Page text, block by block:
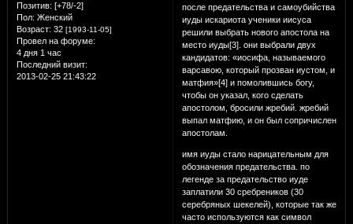
Позитив: [+78/-2]
Пол: Женский
Возраст: 32 [1993-11-05]
Провел на форуме:
4 дня 1 час
Последний визит:
2013-02-25 21:43:22
после предательства и самоубийства
иуды искариота ученики иисуса
решили выбрать нового апостола на
место иуды[3]. они выбрали двух
кандидатов: «иосифа, называемого
варсавою, который прозван иустом, и
матфия»[4] и помолившись богу,
чтобы он указал, кого сделать
апостолом, бросили жребий. жребий
выпал матфию, и он был сопричислен
апостолам.
имя иуды стало нарицательным для
обозначения предательства. по
легенде за предательство иуде
заплатили 30 сребреников (30
серебряных шекелей), которые так же
часто используются как символ